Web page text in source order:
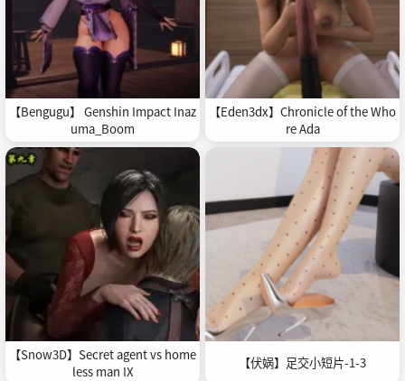
【Bengugu】 Genshin Impact Inaz
uma_Boom
【Eden3dx】Chronicle of the Who
re Ada
【Snow3D】Secret agent vs home
less man IX
【伏娲】足交小短片-1-3